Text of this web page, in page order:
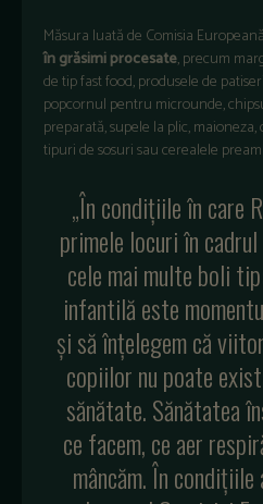
Măsura luată de Comisia Europeană
în grăsimi procesate, precum
de tip fast food, produsele de
popcornul pentru microunde,
preparată, supele la plic,
tipuri de sosuri sau cerealele
„În condițiile în care
primele locuri în
cele mai multe boli
infantilă este
și să înțelegem că
copiilor nu poate
sănătate. Sănătatea
ce facem, ce aer
mâncăm. În